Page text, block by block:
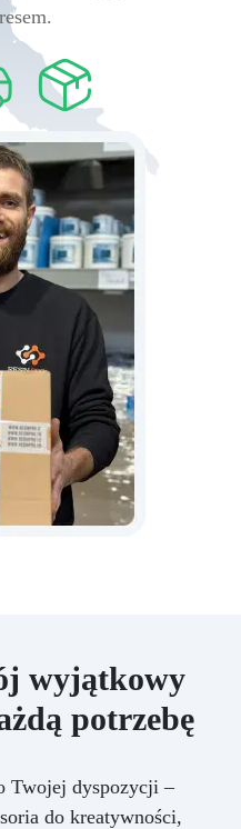
wyjątkowy
potrzebę
Twojej dyspozycji –
do kreatywności,